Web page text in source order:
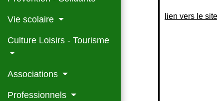
Vie scolaire
Culture Loisirs - Tourisme
Associations
Professionnels
lien vers le